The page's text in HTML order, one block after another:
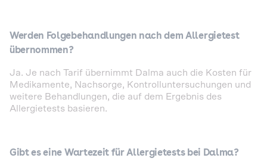
Werden Folgebehandlungen nach dem Allergietest
übernommen?
Ja. Je nach Tarif übernimmt Dalma auch die Kosten für
Medikamente, Nachsorge, Kontrolluntersuchungen und
weitere Behandlungen, die auf dem Ergebnis des
Allergietests basieren.
Gibt es eine Wartezeit für Allergietests bei Dalma?